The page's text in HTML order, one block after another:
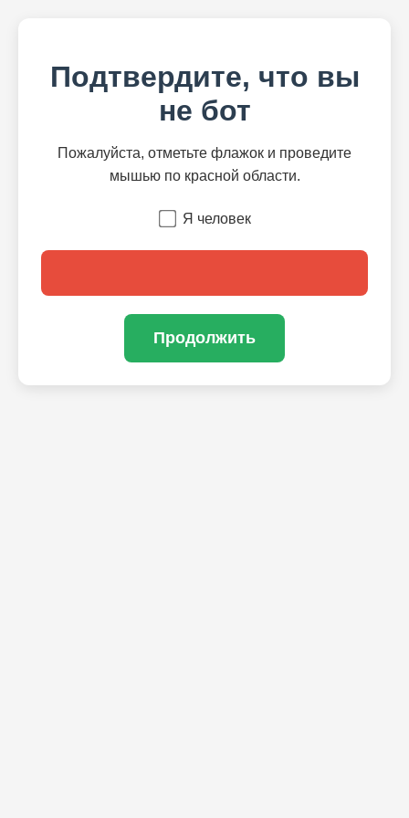
Подтвердите, что вы
не бот
Пожалуйста, отметьте флажок и проведите
мышью по красной области.
Я человек
Продолжить